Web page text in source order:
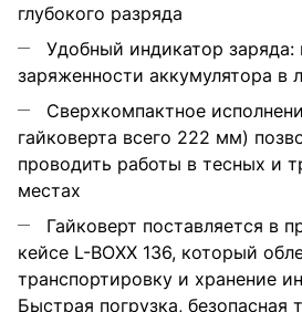
глубокого разряда
Удобный индикатор заряда:
заряженности аккумулятора в
Сверхкомпактное
гайковерта всего 222 мм)
проводить работы в тесных и
местах
Гайковерт поставляется в
кейсе L-BOXX 136, который
транспортировку и хранение
Быстрая погрузка, безопасная